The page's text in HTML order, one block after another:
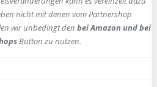
nicht mit denen vom Partnershop
wir unbedingt den bei Amazon und bei
Button zu nutzen.